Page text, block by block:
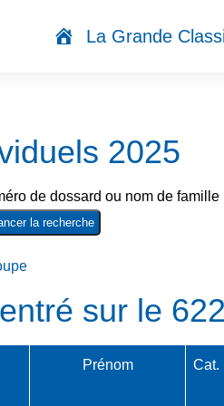
Accueil
La Grande
2025
de dossard ou nom de famille
sur le
Prénom Cat.